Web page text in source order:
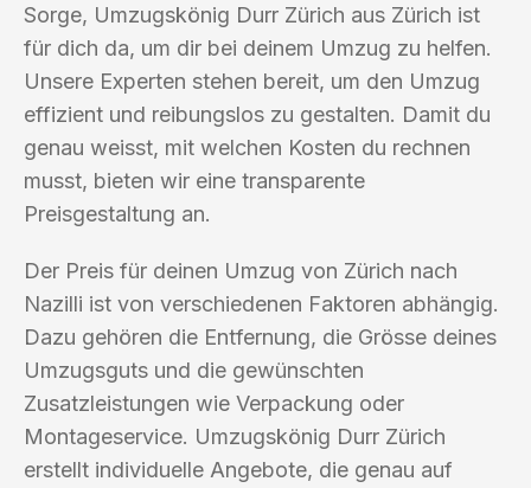
Sorge, Umzugskönig Durr Zürich aus Zürich ist
für dich da, um dir bei deinem Umzug zu helfen.
Unsere Experten stehen bereit, um den Umzug
effizient und reibungslos zu gestalten. Damit du
genau weisst, mit welchen Kosten du rechnen
musst, bieten wir eine transparente
Preisgestaltung an.
Der Preis für deinen Umzug von Zürich nach
Nazilli ist von verschiedenen Faktoren abhängig.
Dazu gehören die Entfernung, die Grösse deines
Umzugsguts und die gewünschten
Zusatzleistungen wie Verpackung oder
Montageservice. Umzugskönig Durr Zürich
erstellt individuelle Angebote, die genau auf